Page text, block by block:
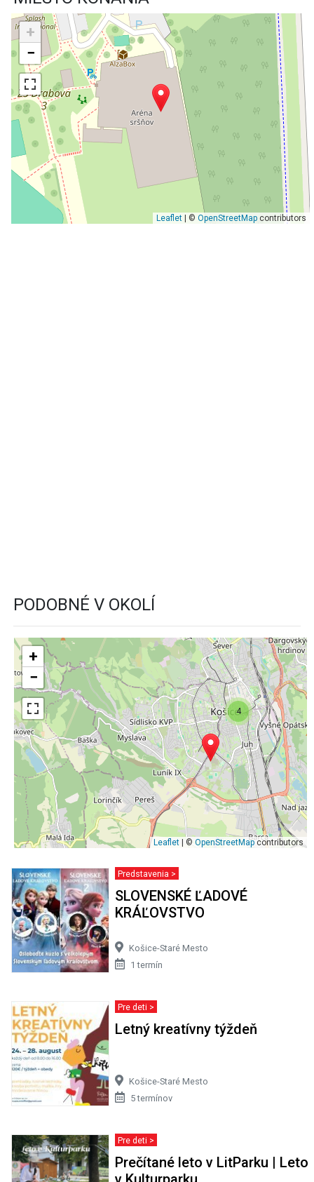
+
−
Leaflet| © OpenStreetMapcontributors
PODOBNÉ V OKOLÍ
4
+
−
Leaflet | © OpenStreetMapcontributors
Predstavenia >
SLOVENSKÉ ĽADOVÉ
KRÁĽOVSTVO
Košice-Staré Mesto
1 termín
Pre deti >
Letný kreatívny týždeň
Košice-Staré Mesto
5 termínov
Pre deti >
Prečítané leto v LitParku | Leto